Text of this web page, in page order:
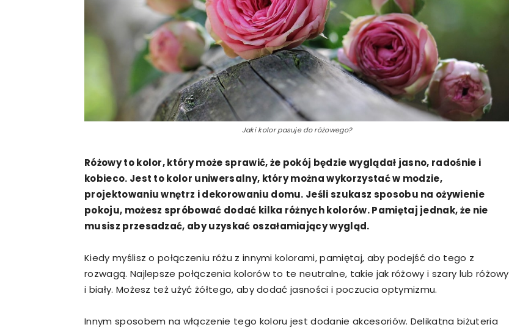
Jaki kolor pasuje do różowego?
Różowy to kolor, który może sprawić, że pokój będzie wyglądał jasno, radośnie i
kobieco. Jest to kolor uniwersalny, który można wykorzystać w modzie,
projektowaniu wnętrz i dekorowaniu domu. Jeśli szukasz sposobu na ożywienie
pokoju, możesz spróbować dodać kilka różnych kolorów. Pamiętaj jednak, że nie
musisz przesadzać, aby uzyskać oszałamiający wygląd.
Kiedy myślisz o połączeniu różu z innymi kolorami, pamiętaj, aby podejść do tego z
rozwagą. Najlepsze połączenia kolorów to te neutralne, takie jak różowy i szary lub różowy
i biały. Możesz też użyć żółtego, aby dodać jasności i poczucia optymizmu.
Innym sposobem na włączenie tego koloru jest dodanie akcesoriów. Delikatna biżuteria